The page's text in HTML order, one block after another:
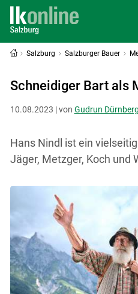
Salzburg Salzburger Bauer
Schneidiger Bart als
10.08.2023 | von Gudrun
Hans Nindl ist ein
Jäger, Metzger, Koch und